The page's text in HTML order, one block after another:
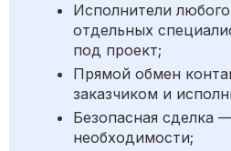
Исполнители
отдельных
под проект;
Прямой обмен
заказчиком и
Безопасная сделка
необходимости;